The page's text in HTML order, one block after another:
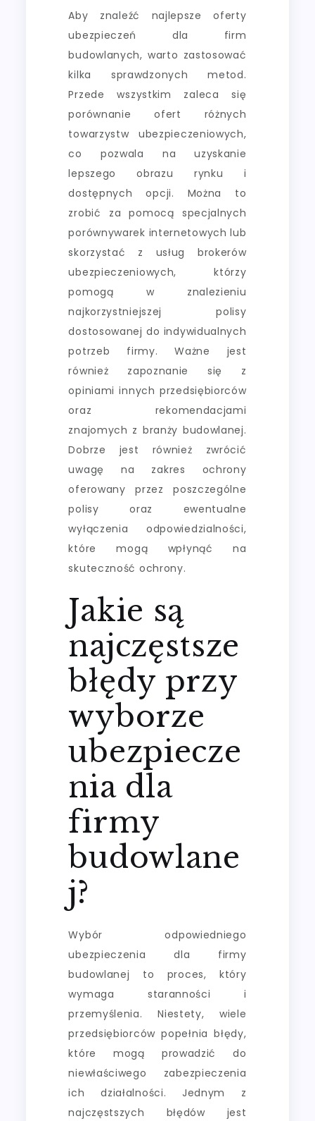
Aby znaleźć najlepsze oferty
ubezpieczeń dla firm
budowlanych, warto zastosować
kilka sprawdzonych metod.
Przede wszystkim zaleca się
porównanie ofert różnych
towarzystw ubezpieczeniowych,
co pozwala na uzyskanie
lepszego obrazu rynku i
dostępnych opcji. Można to
zrobić za pomocą specjalnych
porównywarek internetowych lub
skorzystać z usług brokerów
ubezpieczeniowych, którzy
pomogą w znalezieniu
najkorzystniejszej polisy
dostosowanej do indywidualnych
potrzeb firmy. Ważne jest
również zapoznanie się z
opiniami innych przedsiębiorców
oraz rekomendacjami
znajomych z branży budowlanej.
Dobrze jest również zwrócić
uwagę na zakres ochrony
oferowany przez poszczególne
polisy oraz ewentualne
wyłączenia odpowiedzialności,
które mogą wpłynąć na
skuteczność ochrony.
Jakie są
najczęstsze
błędy przy
wyborze
ubezpiecze
nia dla
firmy
budowlane
j?
Wybór odpowiedniego
ubezpieczenia dla firmy
budowlanej to proces, który
wymaga staranności i
przemyślenia. Niestety, wiele
przedsiębiorców popełnia błędy,
które mogą prowadzić do
niewłaściwego zabezpieczenia
ich działalności. Jednym z
najczęstszych błędów jest